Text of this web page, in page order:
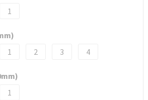
1
1 2 3 4
1